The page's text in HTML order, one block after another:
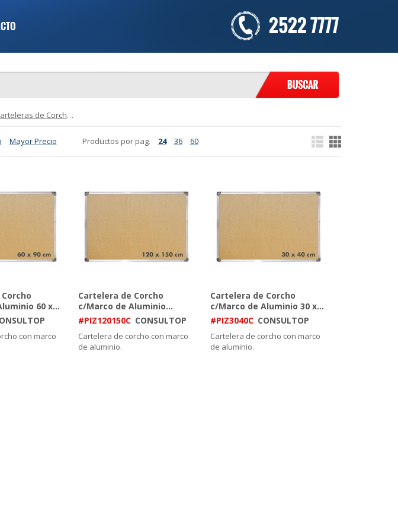
2522 7777
de Corcho (5)
Mayor Precio Productos por pag. 24 36 60
60 x...
con marco
Cartelera de Corcho
c/Marco de Aluminio...
#PIZ120150C CONSULTOP
Cartelera de corcho con marco
de aluminio.
Cartelera de Corcho
c/Marco de Aluminio 30 x...
#PIZ3040C CONSULTOP
Cartelera de corcho con marco
de aluminio.